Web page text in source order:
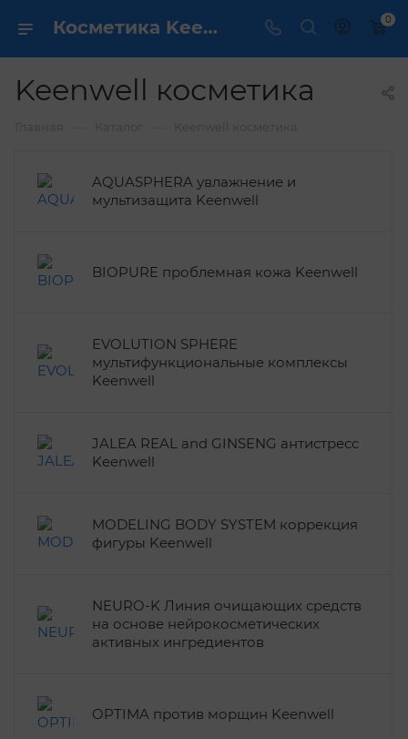
Косметика Keenwell / dermcare.ru 0
Keenwell косметика
AQUASPHERA увлажнение и
мультизащита Keenwell
BIOPURE проблемная кожа Keenwell
EVOLUTION SPHERE
мультифункциональные комплексы
Keenwell
JALEA REAL and GINSENG антистресс
Keenwell
MODELING BODY SYSTEM коррекция
фигуры Keenwell
NEURO-K Линия очищающих средств
на основе нейрокосметических
активных ингредиентов
OPTIMA против морщин Keenwell